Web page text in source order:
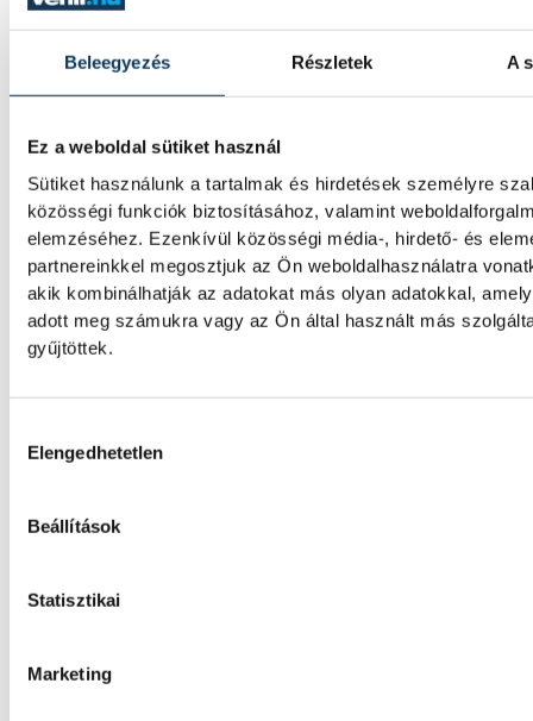
Beleegyezés Részletek A
Ez a weboldal sütiket használ
Sütiket használunk a tartalmak és hirdetések személyre
közösségi funkciók biztosításához, valamint
elemzéséhez. Ezenkívül közösségi média-, hirdető- és
partnereinkkel megosztjuk az Ön weboldalhasználatra
akik kombinálhatják az adatokat más olyan adatokkal,
adott meg számukra vagy az Ön által használt más
gyűjtöttek.
Elengedhetetlen
Beállítások
Statisztikai
Marketing
HunGarian Baja: japán
lesz a várpalotai versenynek
terepraliversenynek, amelynek jövő héten
csütörtöktől szombatig Várpalota ad
Vitális Milán négy évre írt
AEK Athénhoz
A magyar válogatott Vitális Milán a Varga
dolgozik, jövőre hazai
Wellbrockon
A nyíltvízi úszó Betlehem Dávid a párizsi